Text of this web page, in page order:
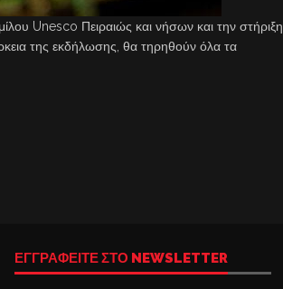
Unesco Πειραιώς και νήσων και την στήριξη
της εκδήλωσης, θα τηρηθούν όλα τα
ΕΓΓΡΑΦΕΙΤΕ ΣΤΟ NEWSLETTER